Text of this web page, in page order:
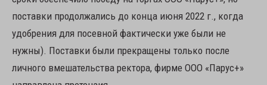
поставки продолжались до конца июня 2022 г., когда
удобрения для посевной фактически уже были не
нужны). Поставки были прекращены только после
личного вмешательства ректора, фирме ООО «Парус+»